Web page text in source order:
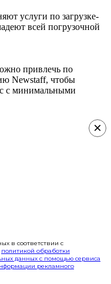
услуги по загрузке-
всей погрузочной
привлечь по
Newstaff, чтобы
с минимальными
×
в соответствии с
политикой обработки
данных с помощью сервиса
рекламного